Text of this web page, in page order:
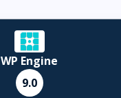
WP Engine
9.0